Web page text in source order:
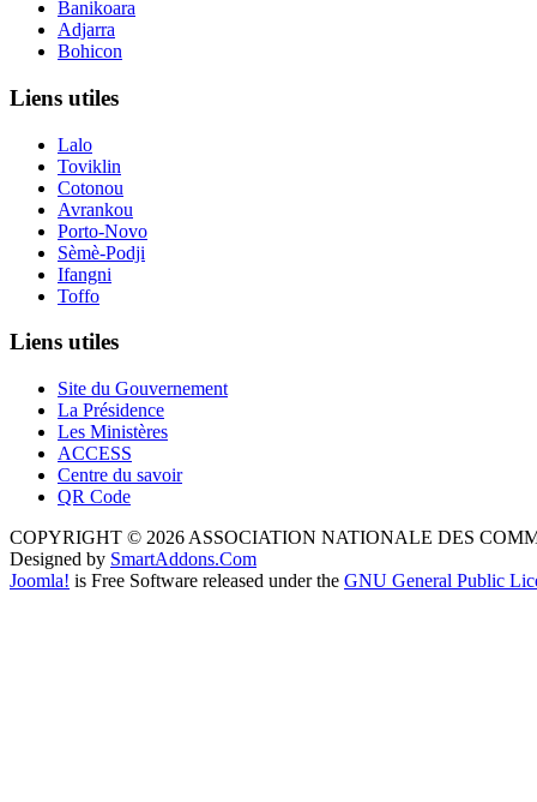
Banikoara
Adjarra
Bohicon
Liens utiles
Lalo
Toviklin
Cotonou
Avrankou
Porto-Novo
Sèmè-Podji
Ifangni
Toffo
Liens utiles
Site du Gouvernement
La Présidence
Les Ministères
ACCESS
Centre du savoir
QR Code
COPYRIGHT © 2026 ASSOCIATION NATIONALE DES
Designed by SmartAddons.Com
Joomla! is Free Software released under the GNU General Public